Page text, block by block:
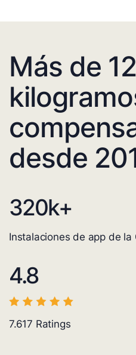
Más de
desde
320k+
Instalaciones de app de la
4.8
7.617 Ratings